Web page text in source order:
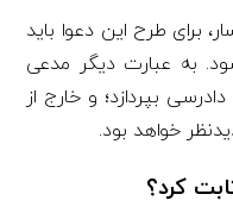
برای طرح این دعوا باید
به عبارت دیگر مدعی
بپردازد؛ و خارج از
خواهد بود.
کرد؟